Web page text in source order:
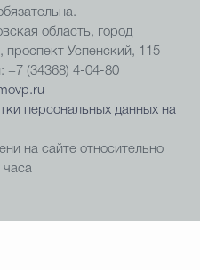
область, город
Успенский, 115
+7 (34368) 4-04-80
персональных данных на
на сайте относительно
часа